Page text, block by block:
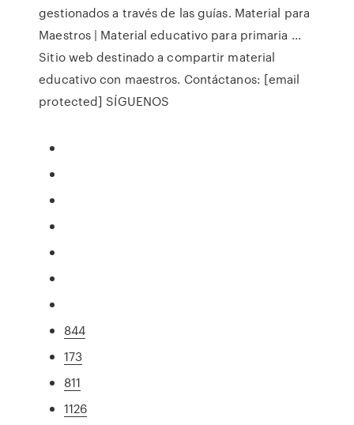
gestionados a través de las guías. Material para
Maestros | Material educativo para primaria ...
Sitio web destinado a compartir material
educativo con maestros. Contáctanos: [email
protected] SÍGUENOS
844
173
811
1126